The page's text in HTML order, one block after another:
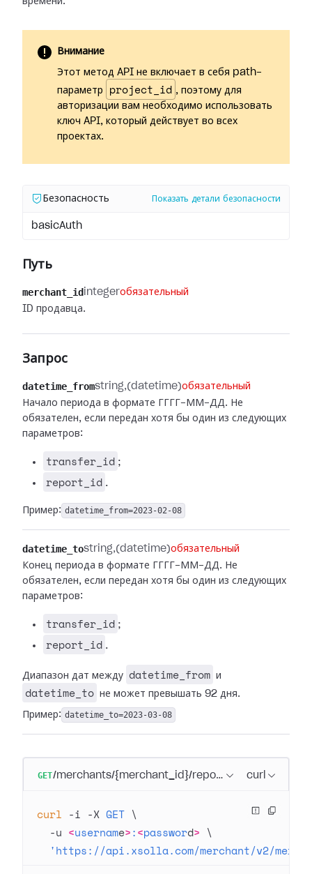
Внимание
Этот метод API не включает в себя path-
параметр
project_id , поэтому для
авторизации вам необходимо использовать
ключ API, который действует во всех
проектах.
Безопасность Показать детали безопасности
basicAuth
Путь
merchant_id integerобязательный
ID продавца.
Запрос
datetime_fromstring (datetime)обязательный
Начало периода в формате ГГГГ-ММ-ДД. Не
обязателен, если передан хотя бы один из следующих
параметров:
transfer_id ;
report_id .
Пример: datetime_from=2023-02-08
datetime_tostring (datetime)обязательный
Конец периода в формате ГГГГ-ММ-ДД. Не
обязателен, если передан хотя бы один из следующих
параметров:
transfer_id ;
report_id .
Диапазон дат между datetime_from и
datetime_to не может превышать 92 дня.
Пример: datetime_to=2023-03-08
GET/merchants/{merchant_id}/reports curl
curl -i -X GET \
  -u
<username>:<password> \
'https://api.xsolla.com/merchant/v2/